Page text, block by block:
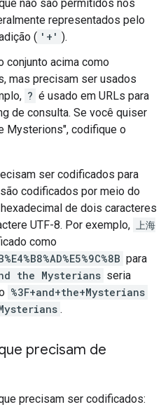
não são permitidos nos
representados pelo
( '+' ).
conjunto acima como
mas precisam ser usados
? é usado em URLs para
de consulta. Se você quiser
Mysterions", codifique o
ser codificados para
codificados por meio do
de dois caracteres
UTF-8. Por exemplo, 上海
como
para
the Mysterians seria
%3F+and+the+Mysterians
.
precisam de
precisam ser codificados: